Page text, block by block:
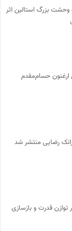
وحشت بزرگ استالین اثر
ارغنون حسام‌مقدم
رضایی منتشر شد
قدرت و بازسازی